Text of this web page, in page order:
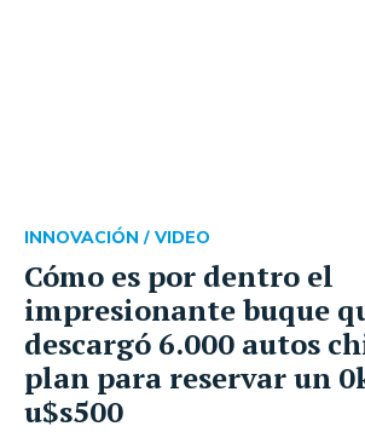
Cómo es por dentro el
impresionante buque
descargó 6.000 autos
plan para reservar un
u$s500
INNOVACIÓN / VIDEO